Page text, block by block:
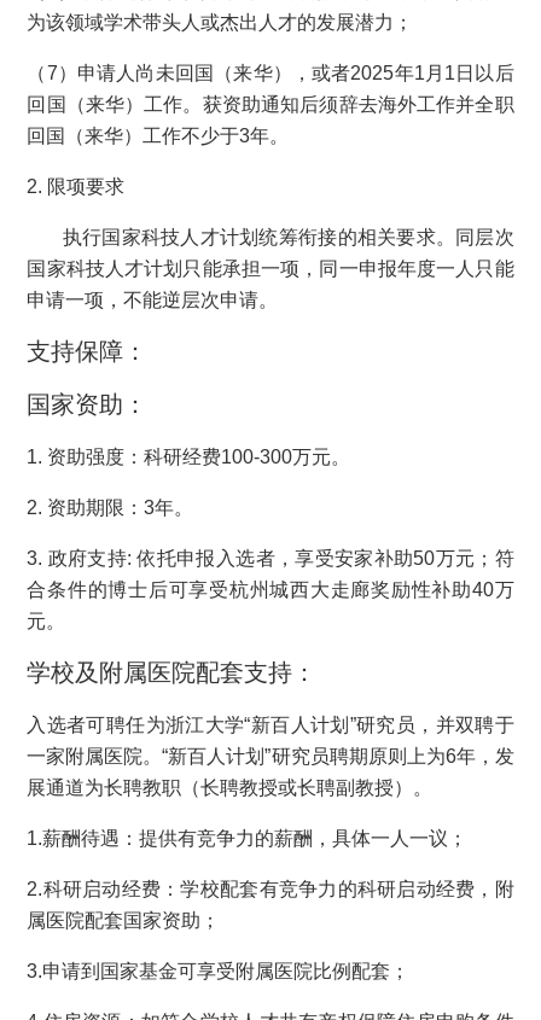
为该领域学术带头人或杰出人才的发展潜力；
（7）申请人尚未回国（来华），或者2025年1月1日以后
回国（来华）工作。获资助通知后须辞去海外工作并全职
回国（来华）工作不少于3年。
2. 限项要求
执行国家科技人才计划统筹衔接的相关要求。同层次
国家科技人才计划只能承担一项，同一申报年度一人只能
申请一项，不能逆层次申请。
支持保障：
国家资助：
1. 资助强度：科研经费100-300万元。
2. 资助期限：3年。
3. 政府支持: 依托申报入选者，享受安家补助50万元；符
合条件的博士后可享受杭州城西大走廊奖励性补助40万
元。
学校及附属医院配套支持：
入选者可聘任为浙江大学“新百人计划”研究员，并双聘于
一家附属医院。“新百人计划”研究员聘期原则上为6年，发
展通道为长聘教职（长聘教授或长聘副教授）。
1.薪酬待遇：提供有竞争力的薪酬，具体一人一议；
2.科研启动经费：学校配套有竞争力的科研启动经费，附
属医院配套国家资助；
3.申请到国家基金可享受附属医院比例配套；